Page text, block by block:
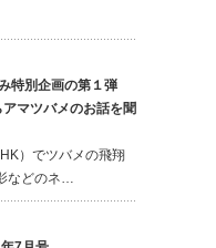
特別企画の第１弾
アマツバメのお話を聞
）でツバメの飛翔
などのネ…